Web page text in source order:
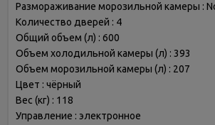
Размораживание морозильной камеры :
Количество дверей : 4
Общий объем (л) : 600
Объем холодильной камеры (л) : 393
Объем морозильной камеры (л) : 207
Цвет : чёрный
Вес (кг) : 118
Управление : электронное